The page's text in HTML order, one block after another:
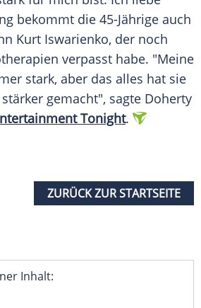
bekommt die 45-Jährige auch
Kurt Iswarienko, der noch
verpasst habe. "Meine
stark, aber das alles hat sie
gemacht", sagte Doherty
Tonight.
ZURÜCK ZUR STARTSEITE
Inhalt: